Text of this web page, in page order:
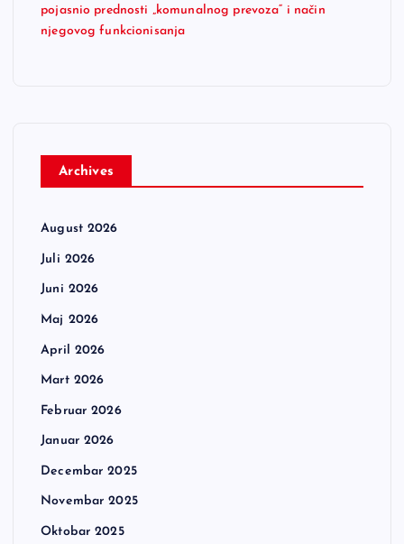
pojasnio prednosti „komunalnog prevoza“ i način
njegovog funkcionisanja
Archives
August 2026
Juli 2026
Juni 2026
Maj 2026
April 2026
Mart 2026
Februar 2026
Januar 2026
Decembar 2025
Novembar 2025
Oktobar 2025